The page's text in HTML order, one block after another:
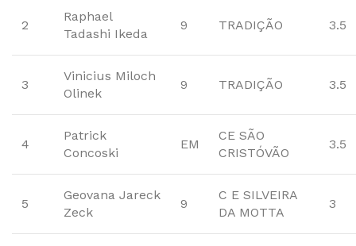
2
Raphael
Tadashi Ikeda
9 TRADIÇÃO 3.5
3
Vinicius Miloch
Olinek
9 TRADIÇÃO 3.5
4
Patrick
Concoski
EM
CE SÃO
CRISTÓVÃO
3.5
5
Geovana Jareck
Zeck
9
C E SILVEIRA
DA MOTTA
3